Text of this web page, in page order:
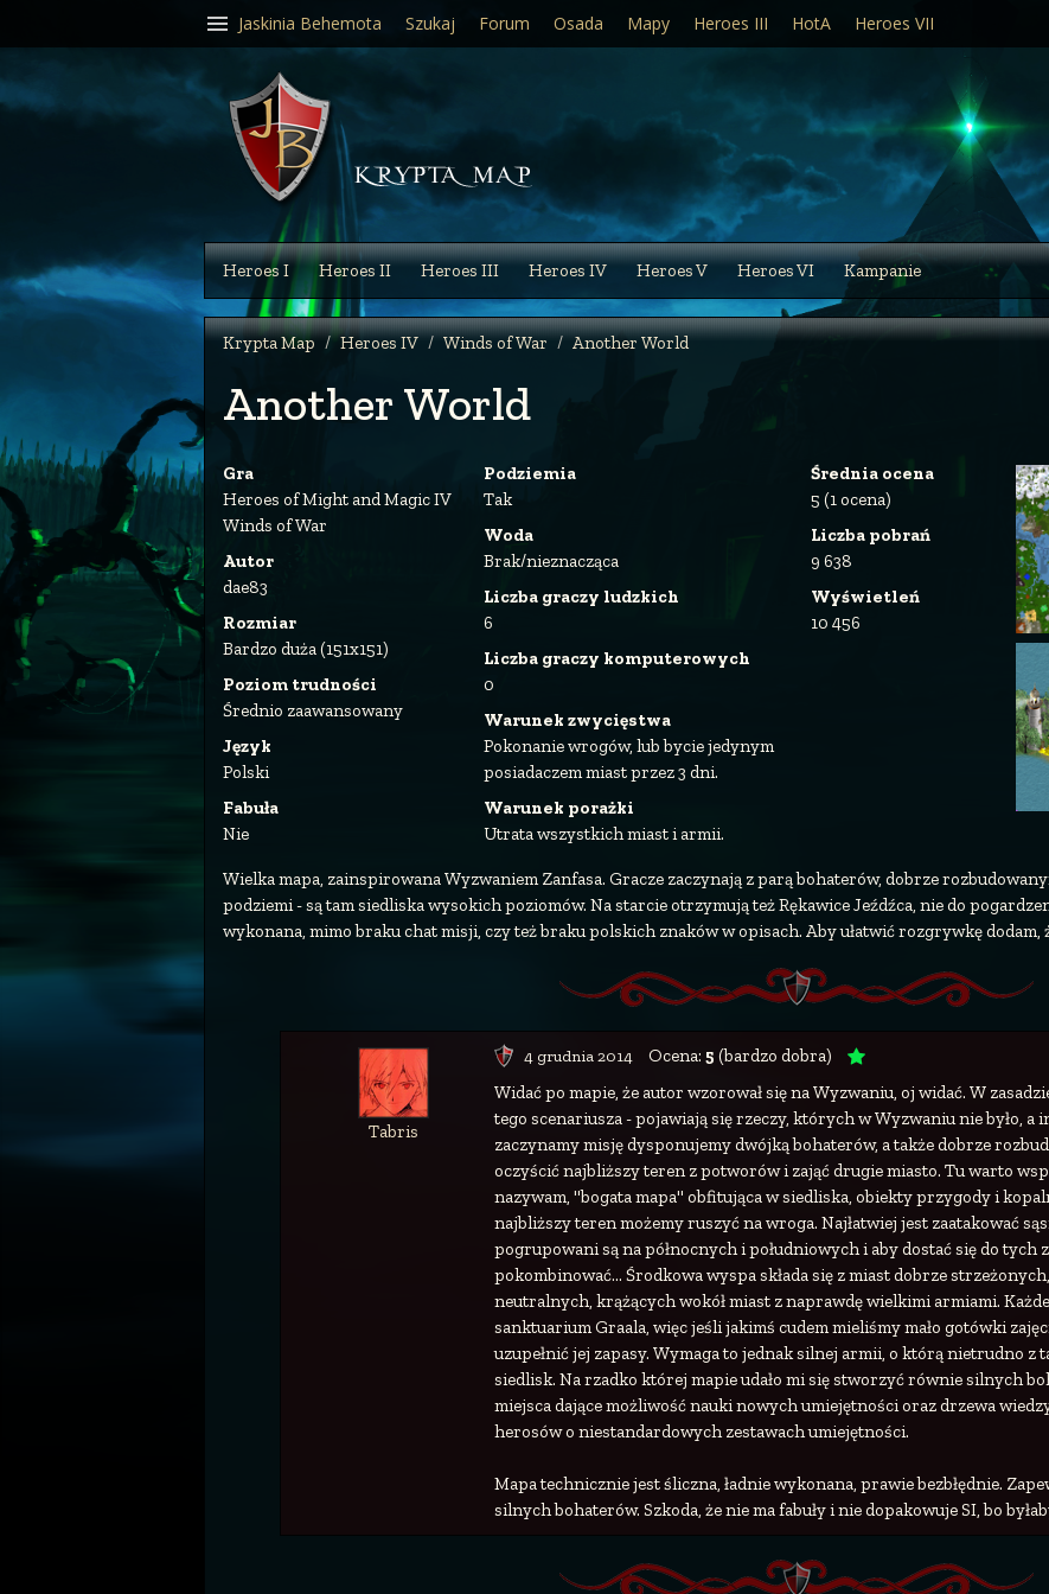
Heroes I Heroes II Heroes III Heroes IV Heroes V Heroes VI Kampanie
Krypta Map Heroes IV Winds of War Another World
Another World
Gra
Heroes of Might and Magic IV
Winds of War
Autor
dae83
Rozmiar
Bardzo duża (151x151)
Poziom trudności
Średnio zaawansowany
Język
Polski
Fabuła
Nie
Podziemia
Tak
Woda
Brak/nieznacząca
Liczba graczy ludzkich
6
Liczba graczy komputerowych
0
Warunek zwycięstwa
Pokonanie wrogów, lub bycie jedynym
posiadaczem miast przez 3 dni.
Warunek porażki
Utrata wszystkich miast i armii.
Średnia ocena
5 (1 ocena)
Liczba pobrań
9 638
Wyświetleń
10 456
Wielka mapa, zainspirowana Wyzwaniem Zanfasa. Gracze zaczynają z parą bohaterów, dobrze
podziemi - są tam siedliska wysokich poziomów. Na starcie otrzymują też Rękawice Jeźdźca, nie do
wykonana, mimo braku chat misji, czy też braku polskich znaków w opisach. Aby ułatwić rozgrywkę dodam,
Tabris
4 grudnia 2014 Ocena:5 (bardzo dobra)
Widać po mapie, że autor wzorował się na Wyzwaniu, oj widać. W
tego scenariusza - pojawiają się rzeczy, których w Wyzwaniu nie było, a
zaczynamy misję dysponujemy dwójką bohaterów, a także dobrze
oczyścić najbliższy teren z potworów i zająć drugie miasto. Tu warto
nazywam, "bogata mapa" obfitująca w siedliska, obiekty przygody i
najbliższy teren możemy ruszyć na wroga. Najłatwiej jest zaatakować
pogrupowani są na północnych i południowych i aby dostać się do
pokombinować... Środkowa wyspa składa się z miast dobrze
neutralnych, krążących wokół miast z naprawdę wielkimi armiami.
sanktuarium Graala, więc jeśli jakimś cudem mieliśmy mało gotówki
uzupełnić jej zapasy. Wymaga to jednak silnej armii, o którą nietrudno z
siedlisk. Na rzadko której mapie udało mi się stworzyć równie silnych
miejsca dające możliwość nauki nowych umiejętności oraz drzewa
herosów o niestandardowych zestawach umiejętności.
Mapa technicznie jest śliczna, ładnie wykonana, prawie bezbłędnie.
silnych bohaterów. Szkoda, że nie ma fabuły i nie dopakowuje SI, bo
Jaskinia Behemota Szukaj Forum Osada Mapy Heroes III HotA Heroes VII